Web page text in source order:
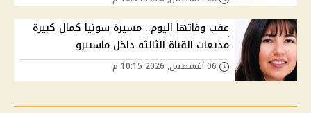
عقب وفاتها اليوم.. مسيرة سونيا كمال كبيرة
مذيعات القناة الثالثة داخل ماسبيرو